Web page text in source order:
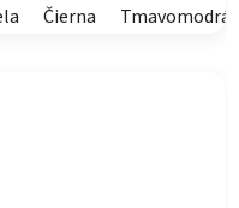
Čierna Tmavomodrá